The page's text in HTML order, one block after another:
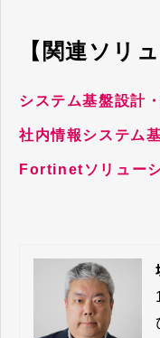
【関連ソリ
システム基盤設計
社内情報システム
Fortinetソリュー